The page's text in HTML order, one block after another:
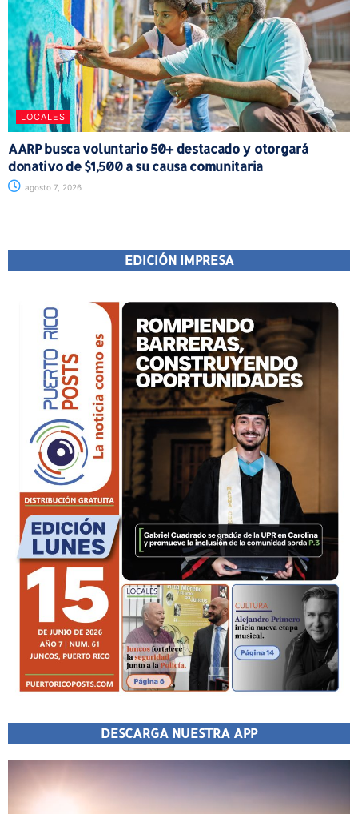
LOCALES
AARP busca voluntario 50+ destacado y otorgará
donativo de $1,500 a su causa comunitaria
agosto 7, 2026
EDICIÓN IMPRESA
DESCARGA NUESTRA APP